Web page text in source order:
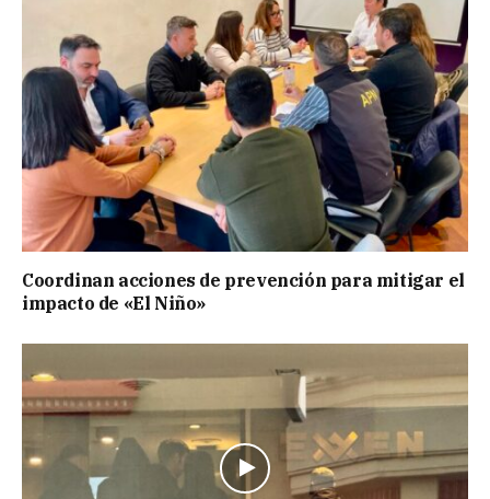
Coordinan acciones de prevención para mitigar el
impacto de «El Niño»